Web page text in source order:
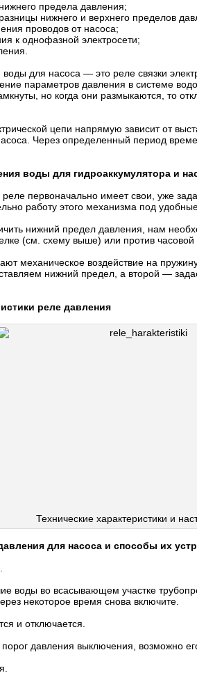
предела давления;
нижнего и верхнего пределов
проводов от насоса;
к однофазной электросети;
для насоса — это реле связки
параметров давления в системе
но когда они размыкаются, то
цепи напрямую зависит от
Через определенный период
воды для гидроаккумулятора и
первоначально имеет свои, уже
работу этого механизма под
нижний предел давления, нам
(см. схему выше) или против
механическое воздействие на
нижний предел, а второй —
реле давления
Технические характеристики и
для насоса и способы их
воды во всасывающем участке
некоторое время снова включите.
и отключается.
давления выключения, возможно